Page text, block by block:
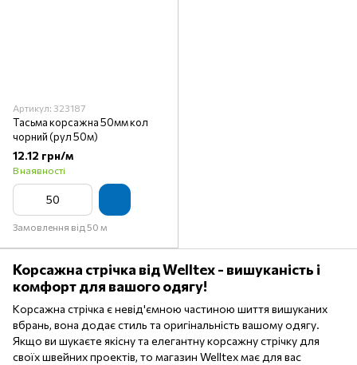
Артикул: 323187
Тасьма корсажна 50мм кол
чорний (рул 50м)
12.12 грн/м
В наявності
Замовлення від 50 м
Корсажна стрічка від Welltex - вишуканість і
комфорт для вашого одягу!
Корсажна стрічка є невід'ємною частиною шиття вишуканих
вбрань, вона додає стиль та оригінальність вашому одягу.
Якщо ви шукаєте якісну та елегантну корсажну стрічку для
своїх швейних проектів, то магазин Welltex має для вас